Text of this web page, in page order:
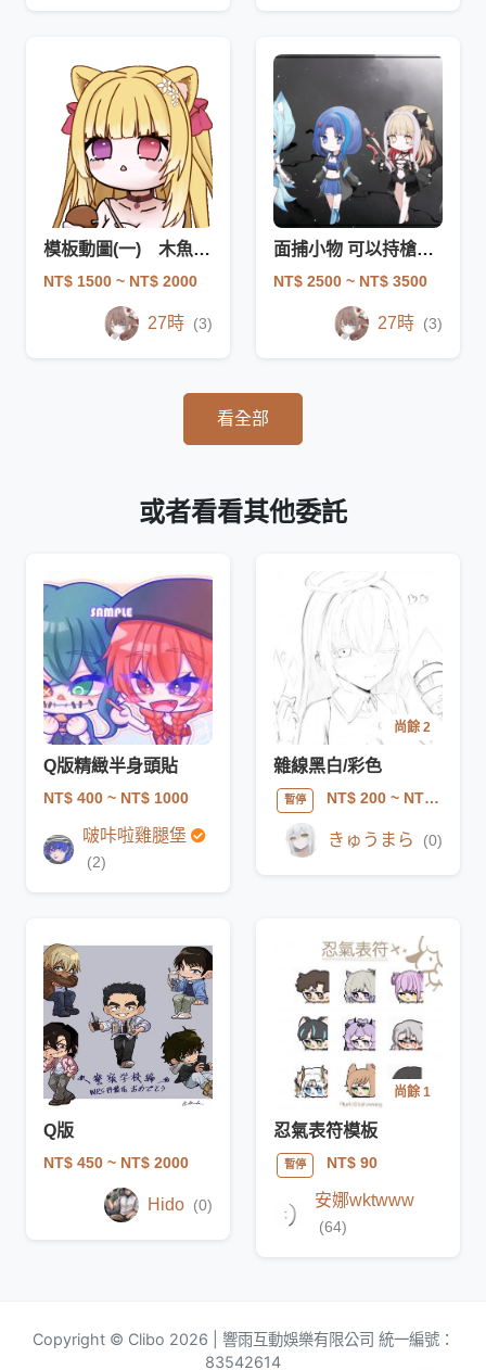
模板動圖(一) 木魚 一個人設帶多同系列有折扣
NT$ 1500 ~ NT$ 2000
27時 (3)
面捕小物 可以持槍與射擊 pngtuber?
NT$ 2500 ~ NT$ 3500
27時 (3)
看全部
或者看看其他委託
Q版精緻半身頭貼
NT$ 400 ~ NT$ 1000
啵咔啦雞腿堡
(2)
尚餘 2
雜線黑白/彩色
暫停 NT$ 200~ NT$ 498
きゅうまら (0)
Q版
NT$ 450 ~ NT$ 2000
Hido (0)
尚餘 1
忍氣表符模板
暫停 NT$ 90
安娜wktwww
(64)
Copyright © Clibo 2026 | 響雨互動娛樂有限公司 統一編號：
83542614